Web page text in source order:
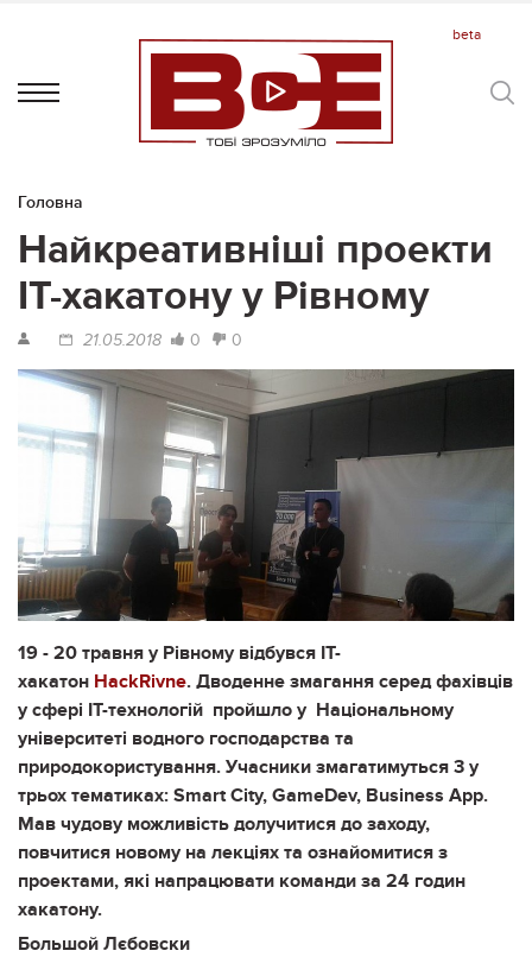
Головна
Найкреативніші проекти
IT-хакатону у Рівному
21.05.2018 0 0
19 - 20 травня у Рівному відбувся ІТ-
хакатон HackRivne. Дводенне змагання серед фахівців
у сфері ІТ-технологій пройшло у Національному
університеті водного господарства та
природокористування. Учасники змагатимуться 3 у
трьох тематиках: Smart City, GameDev, Business App.
Мав чудову можливість долучитися до заходу,
повчитися новому на лекціях та ознайомитися з
проектами, які напрацювати команди за 24 годин
хакатону.
Большой Лєбовски